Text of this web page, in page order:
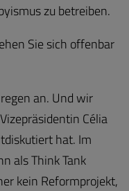
zu betreiben.
Sie sich offenbar
an. Und wir
Célia
hat. Im
als Think Tank
kein Reformprojekt,